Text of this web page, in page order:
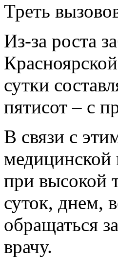
Треть
Из-за роста
сутки
пятисот – с
В связи с
при высокой
суток, днем,
обращаться
врачу.